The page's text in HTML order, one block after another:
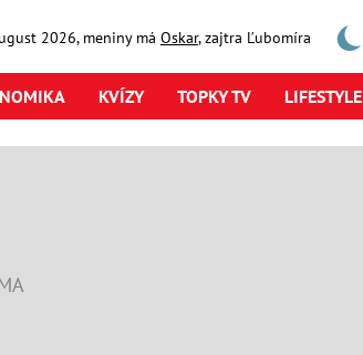
2026, meniny má Oskar, zajtra Ľubomíra
KVÍZY TOPKY TV LIFESTYLE